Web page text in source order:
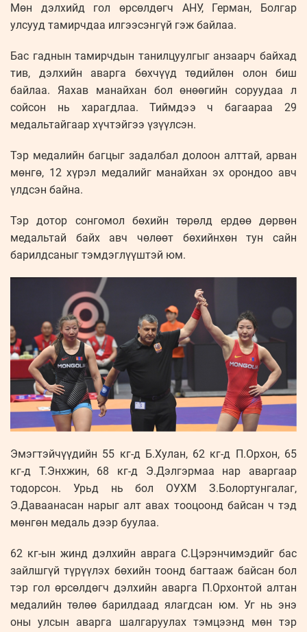
Мөн дэлхийд гол өрсөлдөгч АНУ, Герман, Болгар
улсууд тамирчдаа илгээсэнгүй гэж байлаа.
Бас гаднын тамирчдын танилцуулгыг анзаарч байхад
тив, дэлхийн аварга бөхчүүд төдийлөн олон биш
байлаа. Яахав манайхан бол өнөөгийн соруудаа л
сойсон нь харагдлаа. Тиймдээ ч багаараа 29
медальтайгаар хүчтэйгээ үзүүлсэн.
Тэр медалийн багцыг задалбал долоон алттай, арван
мөнгө, 12 хүрэл медалийг манайхан эх орондоо авч
үлдсэн байна.
Тэр дотор сонгомол бөхийн төрөлд ердөө дөрвөн
медальтай байх авч чөлөөт бөхийнхөн тун сайн
барилдсаныг тэмдэглүүштэй юм.
Эмэгтэйчүүдийн 55 кг-д Б.Хулан, 62 кг-д П.Орхон, 65
кг-д Т.Энхжин, 68 кг-д Э.Дэлгэрмаа нар аваргаар
тодорсон. Урьд нь бол ОУХМ З.Болортунгалаг,
Э.Даваанасан нарыг алт авах тооцоонд байсан ч тэд
мөнгөн медаль дээр буулаа.
62 кг-ын жинд дэлхийн аврага С.Цэрэнчимэдийг бас
зайлшгүй түрүүлэх бөхийн тоонд багтааж байсан бол
тэр гол өрсөлдөгч дэлхийн аварга П.Орхонтой алтан
медалийн төлөө барилдаад ялагдсан юм. Уг нь энэ
оны улсын аварга шалгаруулах тэмцээнд мөн тэр